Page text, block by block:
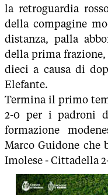
la retroguardia
della compagine
distanza, palla
della prima
dieci a causa di
Elefante.
Termina il primo
2-0 per i padroni
formazione
Marco Guidone che
Imolese - Cittadella